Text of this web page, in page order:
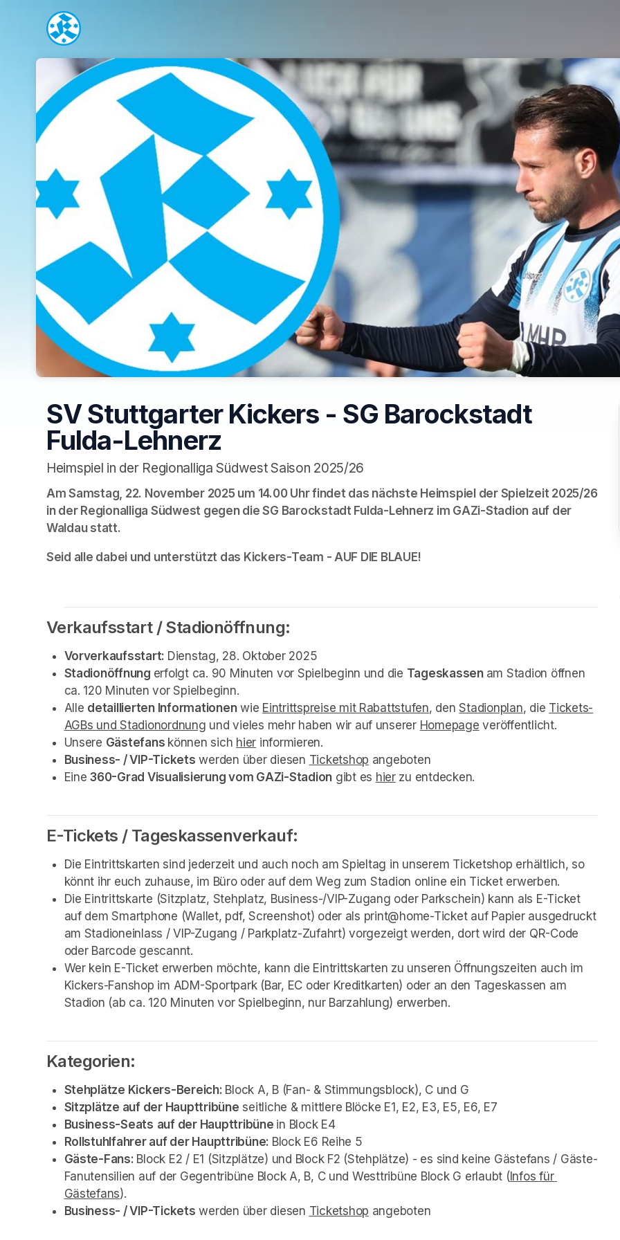
Skip header
SV Stuttgarter Kickers - SG Barockstadt
Fulda-Lehnerz
Heimspiel in der Regionalliga Südwest Saison 2025/26
Am Samstag, 22. November 2025 um 14.00 Uhr findet das nächste Heimspiel der Spielzeit 2025/26
in der Regionalliga Südwest gegen die SG Barockstadt Fulda-Lehnerz im GAZi-Stadion auf der
Waldau statt.
Seid alle dabei und unterstützt das Kickers-Team - AUF DIE BLAUE!
Verkaufsstart / Stadionöffnung:
Vorverkaufsstart: Dienstag, 28. Oktober 2025
Stadionöffnung erfolgt ca. 90 Minuten vor Spielbeginn und die Tageskassen am Stadion öffnen
ca. 120 Minuten vor Spielbeginn.
Alle detaillierten Informationen wie Eintrittspreise mit Rabattstufen(opens in a new tab)
, den Stadionplan(opens in a new
, die Tickets-
AGBs und Stadionordnung (opens in a new tab)
und vieles mehr haben wir auf unserer Homepage (opens in a new tab)
veröffentlicht.
Unsere Gästefans können sich hier (opens in a new tab)
informieren.
Business- / VIP-Tickets werden über diesen Ticketshop (opens in a new tab)
angeboten
Eine 360-Grad Visualisierung vom GAZi-Stadion gibt es hier(opens in a new tab)
zu entdecken.
E-Tickets / Tageskassenverkauf:
Die Eintrittskarten sind jederzeit und auch noch am Spieltag in unserem Ticketshop erhältlich, so
könnt ihr euch zuhause, im Büro oder auf dem Weg zum Stadion online ein Ticket erwerben.
Die Eintrittskarte (Sitzplatz, Stehplatz, Business-/VIP-Zugang oder Parkschein) kann als E-Ticket
auf dem Smartphone (Wallet, pdf, Screenshot) oder als print@home-Ticket auf Papier ausgedruckt
am Stadioneinlass / VIP-Zugang / Parkplatz-Zufahrt) vorgezeigt werden, dort wird der QR-Code
oder Barcode gescannt.
Wer kein E-Ticket erwerben möchte, kann die Eintrittskarten zu unseren Öffnungszeiten auch im
Kickers-Fanshop im ADM-Sportpark (Bar, EC oder Kreditkarten) oder an den Tageskassen am
Stadion (ab ca. 120 Minuten vor Spielbeginn, nur Barzahlung) erwerben.
Kategorien:
Stehplätze Kickers-Bereich: Block A, B (Fan- & Stimmungsblock), C und G
Sitzplätze auf der Haupttribüne seitliche & mittlere Blöcke E1, E2, E3, E5, E6, E7
Business-Seats auf der Haupttribüne in Block E4
Rollstuhlfahrer auf der Haupttribüne: Block E6 Reihe 5
Gäste-Fans: Block E2 / E1 (Sitzplätze) und Block F2 (Stehplätze) - es sind keine Gästefans / Gäste-
Fanutensilien auf der Gegentribüne Block A, B, C und Westtribüne Block G erlaubt ( Infos für
Gästefans(opens in a new tab)
).
Business- / VIP-Tickets werden über diesen Ticketshop (opens in a new tab)
angeboten